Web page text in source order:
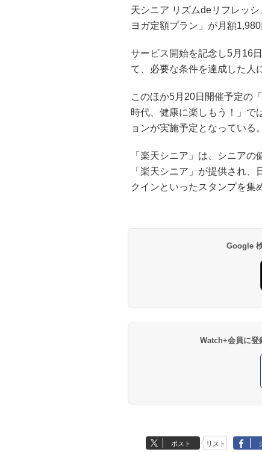
天シニア リズムdeリフレッ
ヨガ定額プラン」が月額
サービス開始を記念し5月16
て、必要な条件を達成した人
このほか5月20日開催予定の
時代、健康に楽しもう！」で
ョンが実施予定となっている。
「楽天シニア」は、シニア
「楽天シニア」が提供され
クインといったスタンプを集
Google
Watch+会員に登
ポスト リスト